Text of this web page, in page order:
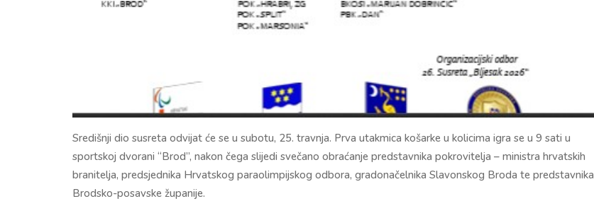
Središnji dio susreta odvijat će se u subotu, 25. travnja. Prva utakmica košarke u kolicima igra se u 9 sati u
sportskoj dvorani “Brod”, nakon čega slijedi svečano obraćanje predstavnika pokrovitelja – ministra hrvatskih
branitelja, predsjednika Hrvatskog paraolimpijskog odbora, gradonačelnika Slavonskog Broda te predstavnika
Brodsko-posavske županije.